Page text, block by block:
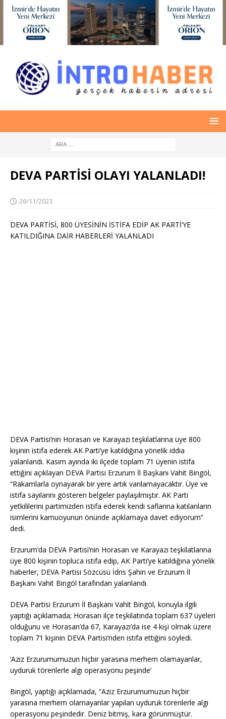
DEVA PARTİSİ OLAYI YALANLADI!
26/11/2023
DEVA PARTİSİ, 800 ÜYESİNİN İSTİFA EDİP AK PARTİ’YE
KATILDIĞINA DAİR HABERLERİ YALANLADI
DEVA Partisi’nin Horasan ve Karayazı teşkilatlarına üye 800
kişinin istifa ederek AK Parti’ye katıldığına yönelik iddia
yalanlandı. Kasım ayında iki ilçede toplam 71 üyenin istifa
ettiğini açıklayan DEVA Partisi Erzurum İl Başkanı Vahit Bingöl,
“Rakamlarla oynayarak bir yere artık varılamayacaktır. Üye ve
istifa sayılarını gösteren belgeler paylaşılmıştır. AK Parti
yetkililerini partimizden istifa ederek kendi saflarına katılanların
isimlerini kamuoyunun önünde açıklamaya davet ediyorum”
dedi.
Erzurum’da DEVA Partisi’nin Horasan ve Karayazı teşkilatlarına
üye 800 kişinin topluca istifa edip, AK Parti’ye katıldığına yönelik
haberler, DEVA Partisi Sözcüsü İdris Şahin ve Erzurum İl
Başkanı Vahit Bingöl tarafından yalanlandı.
DEVA Partisi Erzurum İl Başkanı Vahit Bingöl, konuyla ilgili
yaptığı açıklamada; Horasan ilçe teşkilatında toplam 637 üyeleri
olduğunu ve Horasan’da 67, Karayazı’da ise 4 kişi olmak üzere
toplam 71 kişinin DEVA Partisi’nden istifa ettiğini söyledi.
‘Aziz Erzurumumuzun hiçbir yarasına merhem olamayanlar,
uyduruk törenlerle algı operasyonu peşinde’
Bingöl, yaptığı açıklamada, “Aziz Erzurumumuzun hiçbir
yarasına merhem olamayanlar yapılan uyduruk törenlerle algı
operasyonu peşindedir. Deniz bitmiş, kara görünmüştür.